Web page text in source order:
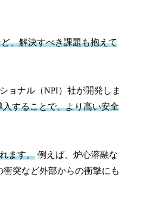
、解決すべき課題も抱えて
ョナル（NPI）社が開発しま
することで、より高い安全
ます。 例えば、炉心溶融な
突など外部からの衝撃にも